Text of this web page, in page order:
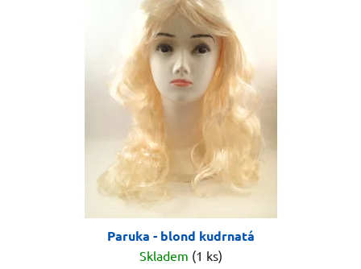
Paruka - blond kudrnatá
Skladem (1 ks)